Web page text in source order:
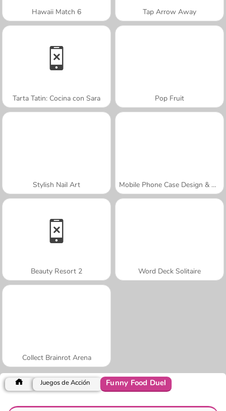
Hawaii Match 6 Tap Arrow Away
Tarta Tatin: Cocina con Sara Pop Fruit
Stylish Nail Art Mobile Phone Case Design & DIY
Beauty Resort 2 Word Deck Solitaire
Collect Brainrot Arena
Juegos de Acción Funny Food Duel